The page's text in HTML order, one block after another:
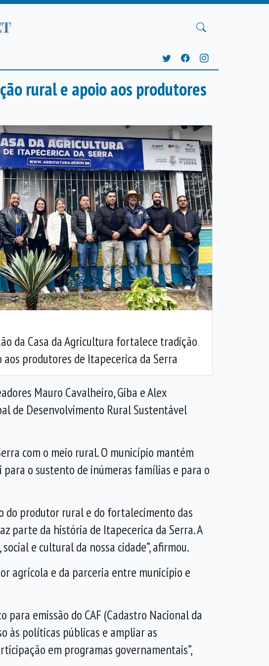
rural e apoio aos produtores
da Casa da Agricultura fortalece tradição
aos produtores de Itapecerica da Serra
Próxima
Mauro Cavalheiro, Giba e Alex
de Desenvolvimento Rural Sustentável
com o meio rural. O município mantém
o sustento de inúmeras famílias e para o
do produtor rural e do fortalecimento das
parte da história de Itapecerica da Serra. A
e cultural da nossa cidade”, afirmou.
agrícola e da parceria entre município e
emissão do CAF (Cadastro Nacional da
às políticas públicas e ampliar as
em programas governamentais”,